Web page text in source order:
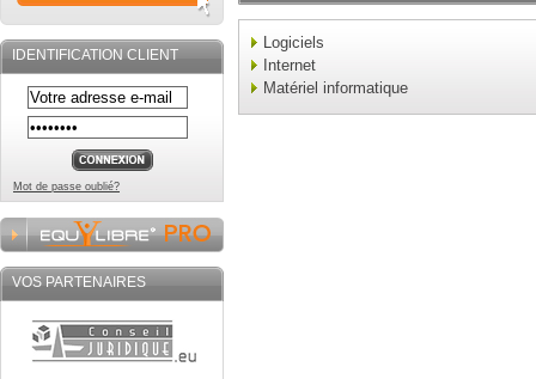
IDENTIFICATION CLIENT
Mot de passe oublié?
VOS PARTENAIRES
Logiciels
Internet
Matériel informatique